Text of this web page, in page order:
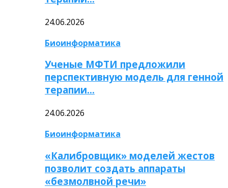
24.06.2026
Биоинформатика
Ученые МФТИ предложили
перспективную модель для генной
терапии…
24.06.2026
Биоинформатика
«Калибровщик» моделей жестов
позволит создать аппараты
«безмолвной речи»